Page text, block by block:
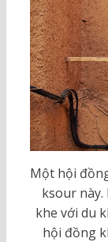
Một hội
ksour
khe với du
hội đồng